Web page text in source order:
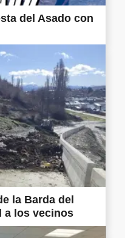
del Asado con
la Barda del
a los vecinos